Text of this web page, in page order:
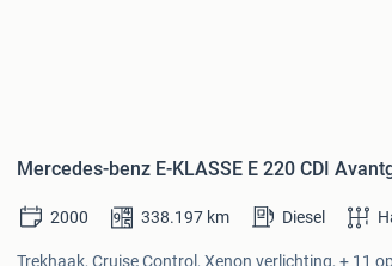
Mercedes-benz E-KLASSE E 220 CDI
2000 338.197 km Diesel
Trekhaak, Cruise Control, Xenon verlichting, + 11